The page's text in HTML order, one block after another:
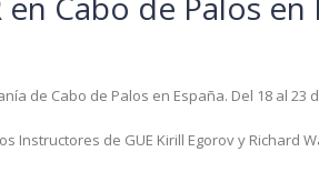
de Cabo de Palos en España. Del 18 al 23
Instructores de GUE Kirill Egorov y Richard